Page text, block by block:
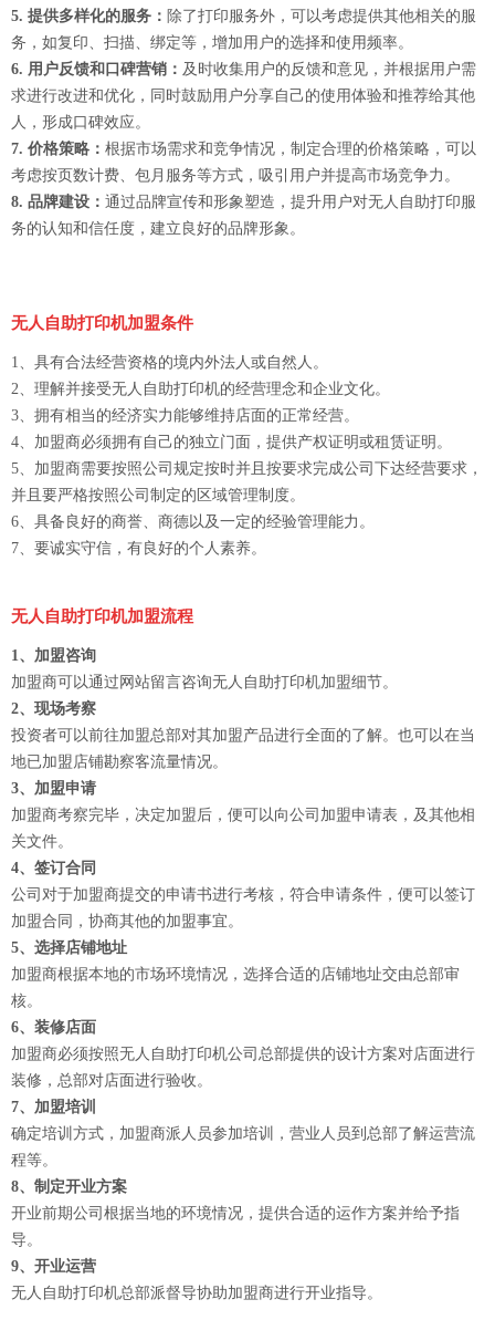
5. 提供多样化的服务： 除了打印服务外，可以考虑提供其他相关的服
务，如复印、扫描、绑定等，增加用户的选择和使用频率。
6. 用户反馈和口碑营销： 及时收集用户的反馈和意见，并根据用户需
求进行改进和优化，同时鼓励用户分享自己的使用体验和推荐给其他
人，形成口碑效应。
7. 价格策略： 根据市场需求和竞争情况，制定合理的价格策略，可以
考虑按页数计费、包月服务等方式，吸引用户并提高市场竞争力。
8. 品牌建设： 通过品牌宣传和形象塑造，提升用户对无人自助打印服
务的认知和信任度，建立良好的品牌形象。
无人自助打印机加盟条件
1、具有合法经营资格的境内外法人或自然人。
2、理解并接受无人自助打印机的经营理念和企业文化。
3、拥有相当的经济实力能够维持店面的正常经营。
4、加盟商必须拥有自己的独立门面，提供产权证明或租赁证明。
5、加盟商需要按照公司规定按时并且按要求完成公司下达经营要求，
并且要严格按照公司制定的区域管理制度。
6、具备良好的商誉、商德以及一定的经验管理能力。
7、要诚实守信，有良好的个人素养。
无人自助打印机加盟流程
1、加盟咨询
加盟商可以通过网站留言咨询无人自助打印机加盟细节。
2、现场考察
投资者可以前往加盟总部对其加盟产品进行全面的了解。也可以在当
地已加盟店铺勘察客流量情况。
3、加盟申请
加盟商考察完毕，决定加盟后，便可以向公司加盟申请表，及其他相
关文件。
4、签订合同
公司对于加盟商提交的申请书进行考核，符合申请条件，便可以签订
加盟合同，协商其他的加盟事宜。
5、选择店铺地址
加盟商根据本地的市场环境情况，选择合适的店铺地址交由总部审
核。
6、装修店面
加盟商必须按照无人自助打印机公司总部提供的设计方案对店面进行
装修，总部对店面进行验收。
7、加盟培训
确定培训方式，加盟商派人员参加培训，营业人员到总部了解运营流
程等。
8、制定开业方案
开业前期公司根据当地的环境情况，提供合适的运作方案并给予指
导。
9、开业运营
无人自助打印机总部派督导协助加盟商进行开业指导。